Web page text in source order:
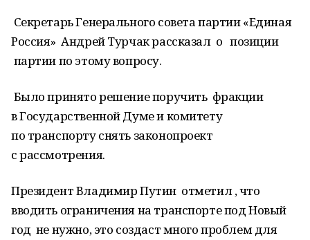
Секретарь Генерального совета партии «Единая
Россия» Андрей Турчак рассказал о позиции
партии по этому вопросу.
Было принято решение поручить фракции
в Государственной Думе и комитету
по транспорту снять законопроект
с рассмотрения.
Президент Владимир Путин отметил , что
вводить ограничения на транспорте под Новый
год не нужно, это создаст много проблем для